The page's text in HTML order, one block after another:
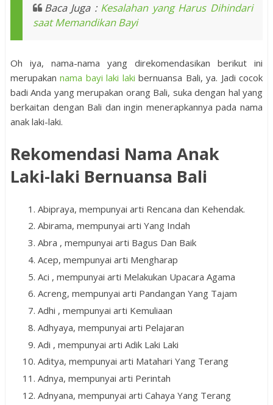
Baca Juga : Kesalahan yang Harus Dihindari
saat Memandikan Bayi
Oh iya, nama-nama yang direkomendasikan berikut ini
merupakannama bayi laki laki bernuansa Bali, ya. Jadi cocok
badi Anda yang merupakan orang Bali, suka dengan hal yang
berkaitan dengan Bali dan ingin menerapkannya pada nama
anak laki-laki.
Rekomendasi Nama Anak
Laki-laki Bernuansa Bali
Abipraya, mempunyai arti Rencana dan Kehendak.
Abirama, mempunyai arti Yang Indah
Abra , mempunyai arti Bagus Dan Baik
Acep, mempunyai arti Mengharap
Aci , mempunyai arti Melakukan Upacara Agama
Acreng, mempunyai arti Pandangan Yang Tajam
Adhi , mempunyai arti Kemuliaan
Adhyaya, mempunyai arti Pelajaran
Adi , mempunyai arti Adik Laki Laki
Aditya, mempunyai arti Matahari Yang Terang
Adnya, mempunyai arti Perintah
Adnyana, mempunyai arti Cahaya Yang Terang